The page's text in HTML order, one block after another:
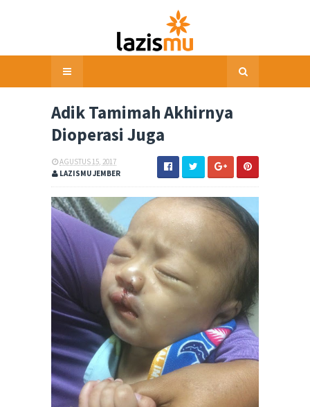
Adik Tamimah Akhirnya
Dioperasi Juga
AGUSTUS 15, 2017
LAZISMU JEMBER